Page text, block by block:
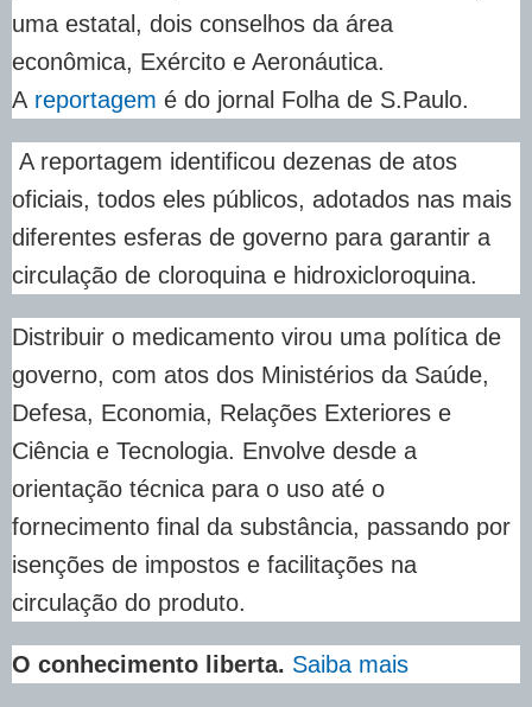
uma estatal, dois conselhos da área
econômica, Exército e Aeronáutica.
A reportagem é do jornal Folha de S.Paulo.
A reportagem identificou dezenas de atos
oficiais, todos eles públicos, adotados nas mais
diferentes esferas de governo para garantir a
circulação de cloroquina e hidroxicloroquina.
Distribuir o medicamento virou uma política de
governo, com atos dos Ministérios da Saúde,
Defesa, Economia, Relações Exteriores e
Ciência e Tecnologia. Envolve desde a
orientação técnica para o uso até o
fornecimento final da substância, passando por
isenções de impostos e facilitações na
circulação do produto.
O conhecimento liberta. Saiba mais